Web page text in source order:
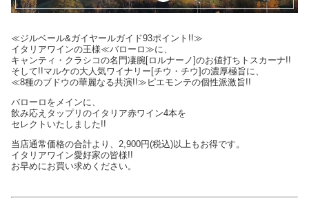
≪ジルベール&ガイヤールガイド93ポイント!!≫
イタリアワインの王様≪バローロ≫に、
キャンティ・クラシコの名門凄腕[ロルナーノ]のお値打ちトスカーナ!!
そして!!マルケの大人気ワイナリー[チウ・チウ]の濃厚極旨に、
≪8種のブドウの華麗なる共演!!≫ピエモンテの個性派激旨!!
バローロをメインに、
飲み応えタップリのイタリア赤ワイン4本を
セレクトいたしました!!
当店通常価格の合計より、2,900円(税込)以上もお得です。
イタリアワイン愛好家の皆様!!
お早めにお買い求めください。